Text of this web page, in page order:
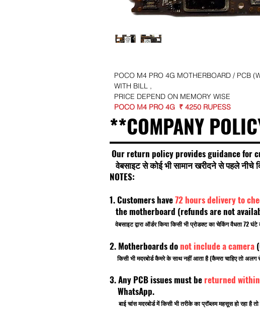
POCO M4 PRO 4G MOTHERBOARD / PCB
WITH BILL ,
PRICE DEPEND ON MEMORY WISE
POCO M4 PRO 4G ₹ 4250 RUPESS
**COMPANY
Our return policy provides guidance for
वेबसाइट से कोई भी सामान खरीदने से पहले नीचे
NOTES:
1. Customers have72 hours delivery to
the motherboard (refunds are not
वेबसाइट द्वारा ऑर्डर किया किसी भी प्रोडक्ट का चेकिंग वैधता
2. Motherboards donot include a camera
किसी भी मदरबोर्ड कैमरे के साथ नहीं आता है (कैमरा चाहिए तो अलग
3. Any PCB issues must be returned
WhatsApp.
बाई चांस मदरबोर्ड में किसी भी तरीके का प्रॉब्लम महसूस हो रहा